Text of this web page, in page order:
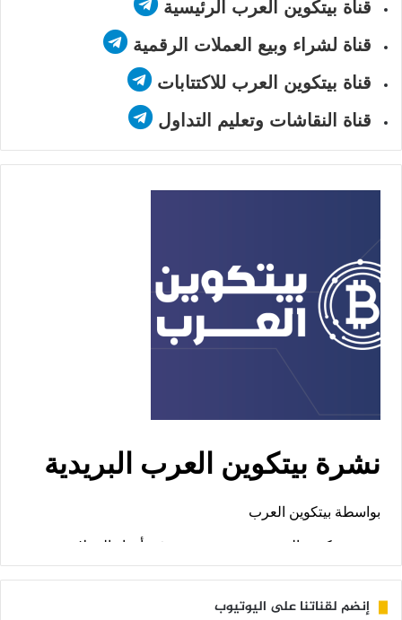
قناة بيتكوين العرب الرئيسية
قناة لشراء وبيع العملات الرقمية
قناة بيتكوين العرب للاكتتابات
قناة النقاشات وتعليم التداول
إنضم لقناتنا على اليوتيوب